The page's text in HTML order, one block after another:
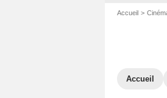
Accueil
Accueil